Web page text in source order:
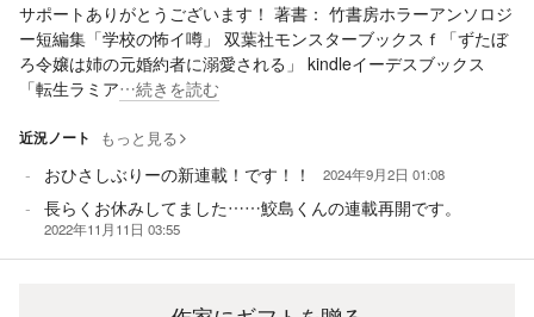
サポートありがとうございます！ 著書： 竹書房ホラーアンソロジ
ー短編集「学校の怖イ噂」 双葉社モンスターブックスｆ「ずたぼ
ろ令嬢は姉の元婚約者に溺愛される」 kindleイーデスブックス
「転生ラミア…続きを読む
近況ノート もっと見る
おひさしぶりーの新連載！です！！ 2024年9月2日 01:08
長らくお休みしてました……鮫島くんの連載再開です。
2022年11月11日 03:55